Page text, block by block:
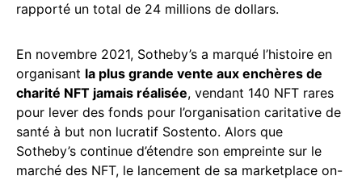
rapporté un total de 24 millions de dollars.
En novembre 2021, Sotheby’s a marqué l’histoire en
organisant la plus grande vente aux enchères de
charité NFT jamais réalisée, vendant 140 NFT rares
pour lever des fonds pour l’organisation caritative de
santé à but non lucratif Sostento. Alors que
Sotheby’s continue d’étendre son empreinte sur le
marché des NFT, le lancement de sa marketplace on-